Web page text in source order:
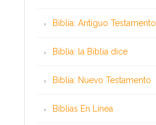
Biblia: Antiguo Testamento
Biblia: la Biblia dice
Biblia: Nuevo Testamento
Bíblias En Línea